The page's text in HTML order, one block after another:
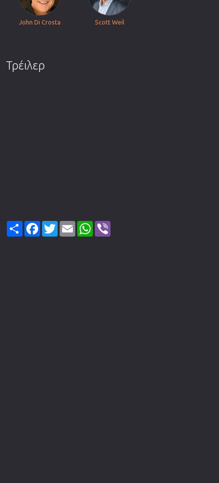
John Di Crosta Scott Weil
Τρέιλερ
ShareFacebook
TwitterEmail WhatsApp